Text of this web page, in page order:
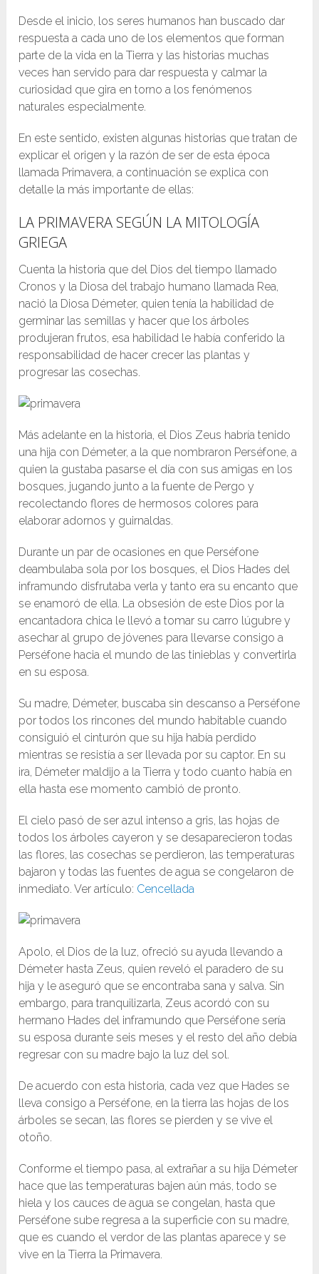
Desde el inicio, los seres humanos han buscado dar
respuesta a cada uno de los elementos que forman
parte de la vida en la Tierra y las historias muchas
veces han servido para dar respuesta y calmar la
curiosidad que gira en torno a los fenómenos
naturales especialmente.
En este sentido, existen algunas historias que tratan de
explicar el origen y la razón de ser de esta época
llamada Primavera, a continuación se explica con
detalle la más importante de ellas:
LA PRIMAVERA SEGÚN LA MITOLOGÍA
GRIEGA
Cuenta la historia que del Dios del tiempo llamado
Cronos y la Diosa del trabajo humano llamada Rea,
nació la Diosa Démeter, quien tenía la habilidad de
germinar las semillas y hacer que los árboles
produjeran frutos, esa habilidad le había conferido la
responsabilidad de hacer crecer las plantas y
progresar las cosechas.
Más adelante en la historia, el Dios Zeus habría tenido
una hija con Démeter, a la que nombraron Perséfone, a
quien la gustaba pasarse el día con sus amigas en los
bosques, jugando junto a la fuente de Pergo y
recolectando flores de hermosos colores para
elaborar adornos y guirnaldas.
Durante un par de ocasiones en que Perséfone
deambulaba sola por los bosques, el Dios Hades del
inframundo disfrutaba verla y tanto era su encanto que
se enamoró de ella. La obsesión de este Dios por la
encantadora chica le llevó a tomar su carro lúgubre y
asechar al grupo de jóvenes para llevarse consigo a
Perséfone hacia el mundo de las tinieblas y convertirla
en su esposa.
Su madre, Démeter, buscaba sin descanso a Perséfone
por todos los rincones del mundo habitable cuando
consiguió el cinturón que su hija había perdido
mientras se resistía a ser llevada por su captor. En su
ira, Démeter maldijo a la Tierra y todo cuanto había en
ella hasta ese momento cambió de pronto.
El cielo pasó de ser azul intenso a gris, las hojas de
todos los árboles cayeron y se desaparecieron todas
las flores, las cosechas se perdieron, las temperaturas
bajaron y todas las fuentes de agua se congelaron de
inmediato. Ver artículo: Cencellada
Apolo, el Dios de la luz, ofreció su ayuda llevando a
Démeter hasta Zeus, quien reveló el paradero de su
hija y le aseguró que se encontraba sana y salva. Sin
embargo, para tranquilizarla, Zeus acordó con su
hermano Hades del inframundo que Perséfone sería
su esposa durante seis meses y el resto del año debía
regresar con su madre bajo la luz del sol.
De acuerdo con esta historia, cada vez que Hades se
lleva consigo a Perséfone, en la tierra las hojas de los
árboles se secan, las flores se pierden y se vive el
otoño.
Conforme el tiempo pasa, al extrañar a su hija Démeter
hace que las temperaturas bajen aún más, todo se
hiela y los cauces de agua se congelan, hasta que
Perséfone sube regresa a la superficie con su madre,
que es cuando el verdor de las plantas aparece y se
vive en la Tierra la Primavera.